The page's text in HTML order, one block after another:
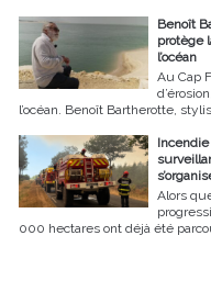
Benoît
protège
l’océan
Au Cap
l’océan. Benoît Bartherotte,
Alors
000 hectares ont déjà été